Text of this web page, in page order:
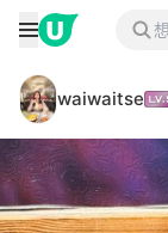
waiwaitse